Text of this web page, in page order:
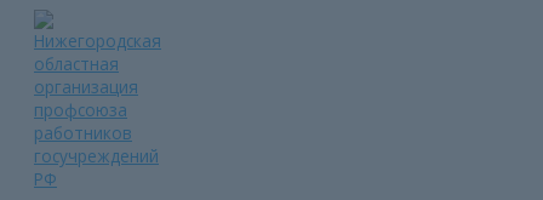
Перейти
содержимому